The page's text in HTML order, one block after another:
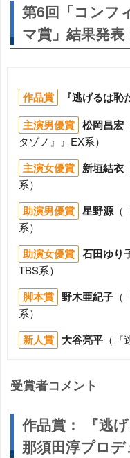
第6回「コンフ
マ賞」結果発表
作品賞 『逃げるは恥
主演男優賞 松岡昌宏
タゾノ』』EX系）
主演女優賞 新垣結衣
系）
助演男優賞 星野源
系）
助演女優賞 石田ゆり
TBS系）
脚本賞 野木亜紀子
系）
新人賞 大谷亮平 （
受賞者コメント
作品賞： 『逃
那須田淳プロ